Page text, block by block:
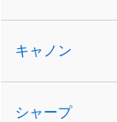
キャノン
シャープ